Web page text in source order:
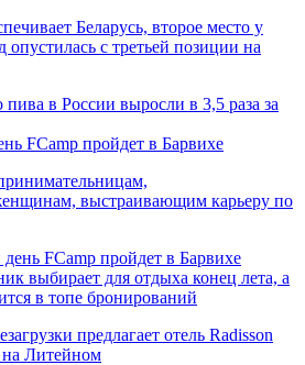
Беларусь, второе место у
опустилась с третьей позиции на
FCamp пройдет в Барвихе
выстраивающим карьеру по
выбирает для отдыха конец лета, а
в топе бронирований
предлагает отель Radisson
Литейном